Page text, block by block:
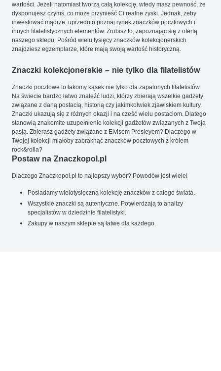
wartości. Jeżeli natomiast tworzą całą kolekcję, wtedy masz pewność, że
dysponujesz czymś, co może przynieść Ci realne zyski. Jednak, żeby
inwestować mądrze, uprzednio poznaj rynek znaczków pocztowych i
innych filatelistycznych elementów. Zrobisz to, zapoznając się z ofertą
naszego sklepu. Pośród wielu tysięcy znaczków kolekcjonerskich
znajdziesz egzemplarze, które mają swoją wartość historyczną.
Znaczki kolekcjonerskie – nie tylko dla filatelistów
Znaczki pocztowe to łakomy kąsek nie tylko dla zapalonych filatelistów.
Na świecie bardzo łatwo znaleźć ludzi, którzy zbierają wszelkie gadżety
związane z daną postacią, historią czy jakimkolwiek zjawiskiem kultury.
Znaczki ukazują się z różnych okazji i na cześć wielu postaciom. Dlatego
stanowią znakomite uzupełnienie kolekcji gadżetów związanych z Twoją
pasją. Zbierasz gadżety związane z Elvisem Presleyem? Dlaczego w
Twojej kolekcji miałoby zabraknąć znaczków pocztowych z królem
rock&rolla?
Postaw na Znaczkopol.pl
Dlaczego Znaczkopol.pl to najlepszy wybór? Powodów jest wiele!
Posiadamy wielotysięczną kolekcję znaczków z całego świata.
Wszystkie znaczki są autentyczne. Potwierdzają to analizy
specjalistów w dziedzinie filatelistyki.
Zakupy w naszym sklepie są łatwe dla każdego.